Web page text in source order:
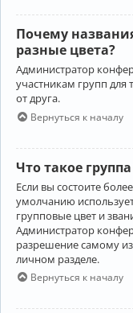
Почему
разные цвета?
Администратор
участникам групп
от друга.
Вернуться к началу
Что такое
Если вы состоите
умолчанию
групповые цвет и
Администратор
разрешение самому
личном разделе.
Вернуться к началу